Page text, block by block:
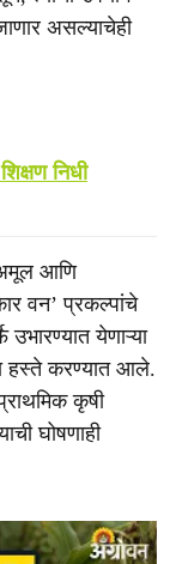
असल्याचेही
निधी
अमूल आणि
वन’ प्रकल्पांचे
येणाऱ्या
हस्ते करण्यात आले.
कृषी
घोषणाही